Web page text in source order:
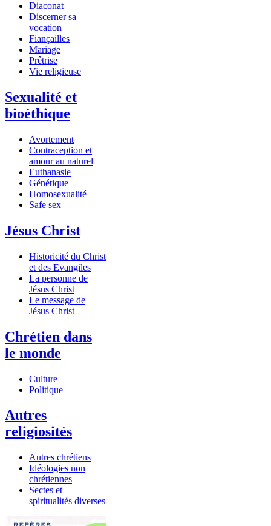
Diaconat
Discerner sa
vocation
Fiançailles
Mariage
Prêtrise
Vie religieuse
Sexualité et
bioéthique
Avortement
Contraception et
amour au naturel
Euthanasie
Génétique
Homosexualité
Safe sex
Jésus Christ
Historicité du Christ
et des Evangiles
La personne de
Jésus Christ
Le message de
Jésus Christ
Chrétien dans
le monde
Culture
Politique
Autres
religiosités
Autres chrétiens
Idéologies non
chrétiennes
Sectes et
spiritualités diverses